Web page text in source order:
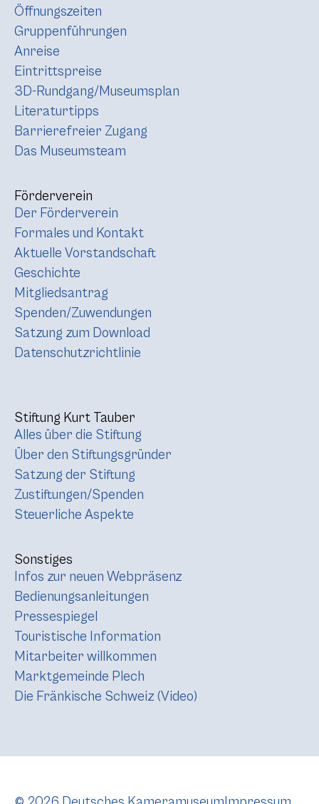
Öffnungszeiten
Gruppenführungen
Anreise
Eintrittspreise
3D-Rundgang/Museumsplan
Literaturtipps
Barrierefreier Zugang
Das Museumsteam
Förderverein
Der Förderverein
Formales und Kontakt
Aktuelle Vorstandschaft
Geschichte
Mitgliedsantrag
Spenden/Zuwendungen
Satzung zum Download
Datenschutzrichtlinie
Stiftung Kurt Tauber
Alles über die Stiftung
Über den Stiftungsgründer
Satzung der Stiftung
Zustiftungen/Spenden
Steuerliche Aspekte
Sonstiges
Infos zur neuen Webpräsenz
Bedienungsanleitungen
Pressespiegel
Touristische Information
Mitarbeiter willkommen
Marktgemeinde Plech
Die Fränkische Schweiz (Video)